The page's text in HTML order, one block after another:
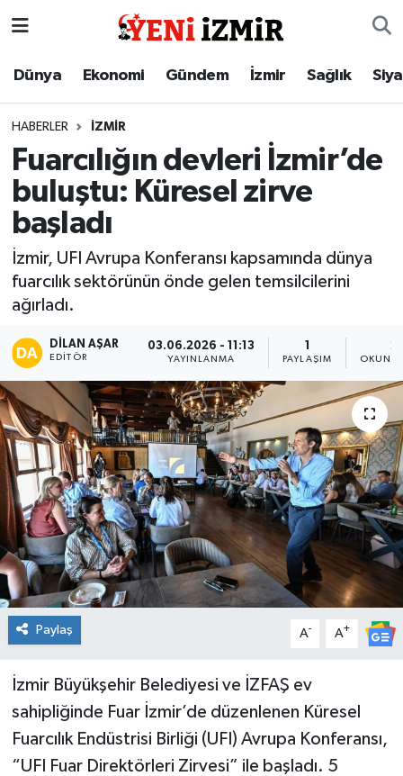
Dünya Ekonomi Gündem İzmir Sağlık
HABERLER İZMIR
Fuarcılığın devleri İzmir’de
buluştu: Küresel zirve
başladı
İzmir, UFI Avrupa Konferansı kapsamında dünya
fuarcılık sektörünün önde gelen temsilcilerini
ağırladı.
DILAN AŞAR
EDITÖR
03.06.2026 - 11:13
YAYINLANMA PAYLAŞIM
2
Paylaş A- A+
İzmir Büyükşehir Belediyesi ve İZFAŞ ev
sahipliğinde Fuar İzmir’de düzenlenen Küresel
Fuarcılık Endüstrisi Birliği (UFI) Avrupa Konferansı,
“UFI Fuar Direktörleri Zirvesi” ile başladı. 5
Dünya
Gündem
İzmir
Sağlık
Siyaset
Magazin
Resmi İlanlar
Spor
Teknoloji
Tatil ve Seyahat
Çevre
Okul Gazetesi
İzmir Nöbetçi Eczaneler
İzmir Namaz Vakitleri
İzmir Trafik Yoğunluk Haritası
Süper Lig Puan Durumu ve Fikstür
Tüm Manşetler
Son Dakika Haberleri
Haber Arşivi